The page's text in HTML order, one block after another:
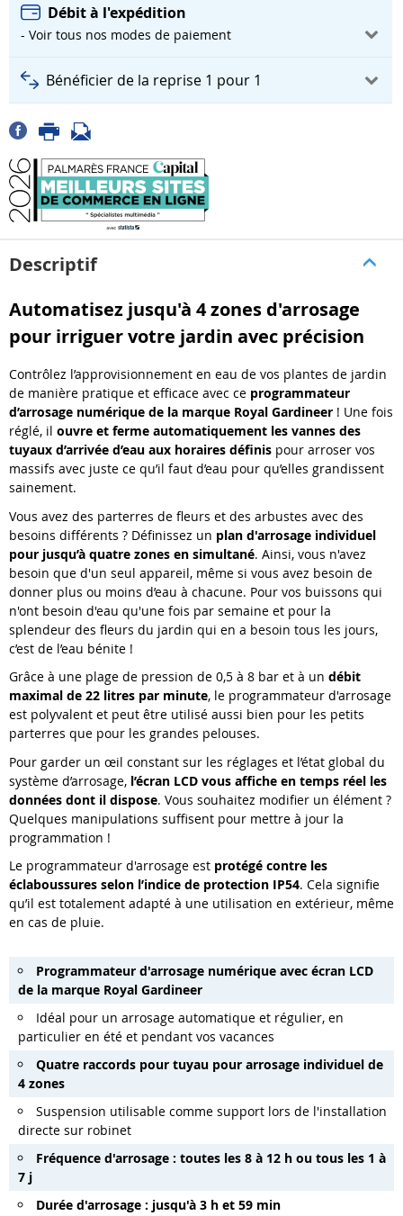
Débit à l'expédition
- Voir tous nos modes de paiement
Bénéficier de la reprise 1 pour 1
Descriptif
Automatisez jusqu'à 4 zones d'arrosage
pour irriguer votre jardin avec précision
Contrôlez l’approvisionnement en eau de vos plantes de jardin
de manière pratique et efficace avec ce programmateur
d’arrosage numérique de la marque Royal Gardineer ! Une fois
réglé, il ouvre et ferme automatiquement les vannes des
tuyaux d’arrivée d’eau aux horaires définis pour arroser vos
massifs avec juste ce qu’il faut d’eau pour qu’elles grandissent
sainement.
Vous avez des parterres de fleurs et des arbustes avec des
besoins différents ? Définissez un plan d'arrosage individuel
pour jusqu’à quatre zones en simultané. Ainsi, vous n'avez
besoin que d'un seul appareil, même si vous avez besoin de
donner plus ou moins d’eau à chacune. Pour vos buissons qui
n'ont besoin d'eau qu'une fois par semaine et pour la
splendeur des fleurs du jardin qui en a besoin tous les jours,
c’est de l’eau bénite !
Grâce à une plage de pression de 0,5 à 8 bar et à un débit
maximal de 22 litres par minute, le programmateur d'arrosage
est polyvalent et peut être utilisé aussi bien pour les petits
parterres que pour les grandes pelouses.
Pour garder un œil constant sur les réglages et l’état global du
système d’arrosage, l’écran LCD vous affiche en temps réel les
données dont il dispose. Vous souhaitez modifier un élément ?
Quelques manipulations suffisent pour mettre à jour la
programmation !
Le programmateur d'arrosage est protégé contre les
éclaboussures selon l’indice de protection IP54. Cela signifie
qu’il est totalement adapté à une utilisation en extérieur, même
en cas de pluie.
Programmateur d'arrosage numérique avec écran LCD
de la marque Royal Gardineer
Idéal pour un arrosage automatique et régulier, en
particulier en été et pendant vos vacances
Quatre raccords pour tuyau pour arrosage individuel de
4 zones
Suspension utilisable comme support lors de l'installation
directe sur robinet
Fréquence d'arrosage : toutes les 8 à 12 h ou tous les 1 à
7 j
Durée d'arrosage : jusqu'à 3 h et 59 min